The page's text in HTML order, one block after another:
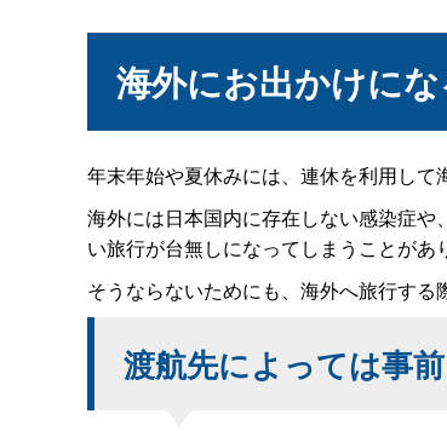
海外にお出かけに
年末年始や夏休みには、連休を利用して
海外には日本国内に存在しない感染症
い旅行が台無しになってしまうことがあ
そうならないためにも、海外へ旅行する
渡航先によっては事